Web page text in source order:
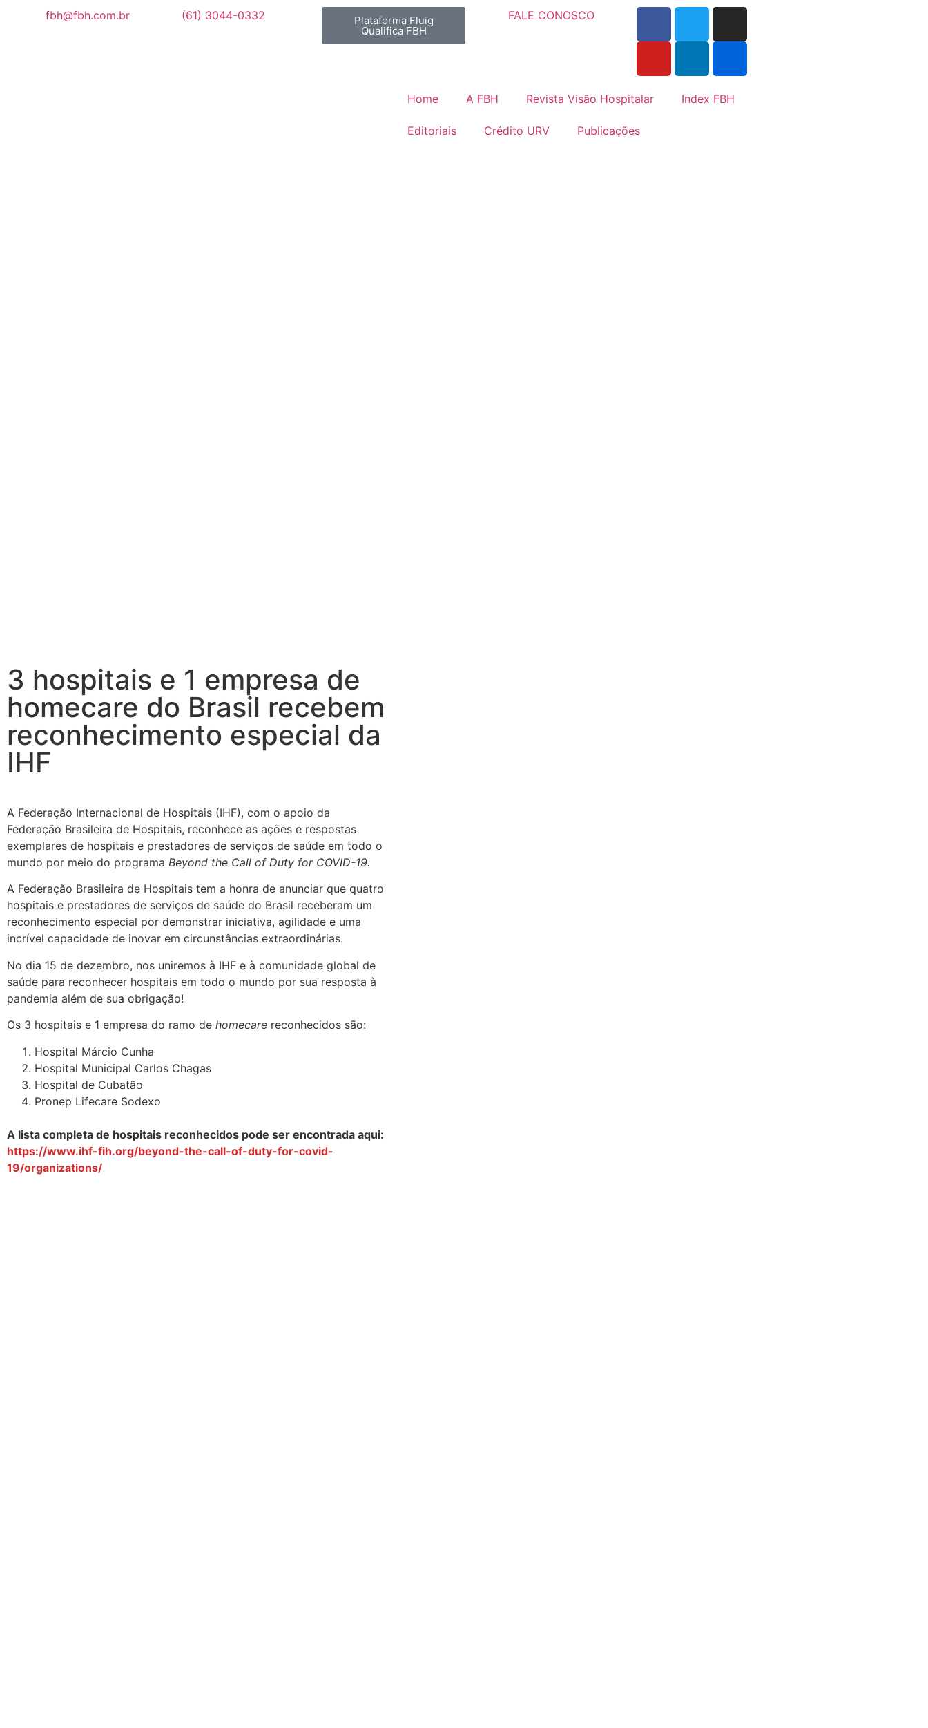
fbh@fbh.com.br (61) 3044-0332 Plataforma Fluig
Qualifica FBH
FALE CONOSCO
Home A FBH Revista Visão Hospitalar Index FBH
Editoriais Crédito URV Publicações
3 hospitais e 1 empresa de
homecare do Brasil recebem
reconhecimento especial da
IHF
A Federação Internacional de Hospitais (IHF), com o apoio da
Federação Brasileira de Hospitais, reconhece as ações e respostas
exemplares de hospitais e prestadores de serviços de saúde em todo o
mundo por meio do programa Beyond the Call of Duty for COVID-19.​
A Federação Brasileira de Hospitais tem a honra de anunciar que quatro
hospitais e prestadores de serviços de saúde do Brasil receberam um
reconhecimento especial por demonstrar iniciativa, agilidade e uma
incrível capacidade de inovar em circunstâncias extraordinárias.
No dia 15 de dezembro, nos uniremos à IHF e à comunidade global de
saúde para reconhecer hospitais em todo o mundo por sua resposta à
pandemia além de sua obrigação!​
Os 3 hospitais e 1 empresa do ramo de homecare reconhecidos são:
Hospital Márcio Cunha
Hospital Municipal Carlos Chagas
Hospital de Cubatão
Pronep Lifecare Sodexo
​A lista completa de hospitais reconhecidos pode ser encontrada aqui:
https://www.ihf-fih.org/beyond-the-call-of-duty-for-covid-
19/organizations/